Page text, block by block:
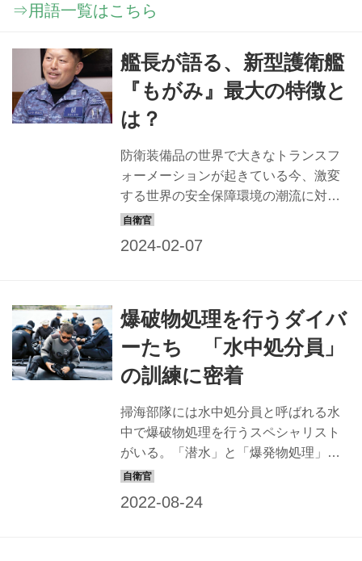
⇒用語一覧はこちら
艦長が語る、新型護衛艦
『もがみ』最大の特徴と
は？
防衛装備品の世界で大きなトランスフ
ォーメーションが起きている今、激変
する世界の安全保障環境の潮流に対応
した新世代護衛艦FFM『もがみ』がデ
Purpose）と機雷（Mine）のMを足した
多機能護衛艦という艦種である。海上
自衛隊のFFMは『もがみ』だけではな
い。すでに進水した同規格の『くま
のFFMが建造中だ。 新型護衛艦が誕生
するきっかけとは？ また、従来の護衛
艦に比べFFMの強みとは何か？『もが
み』のクルーに...
爆破物処理を行うダイバ
ーたち 「水中処分員」
の訓練に密着
掃海部隊には水中処分員と呼ばれる水
中で爆破物処理を行うスペシャリスト
がいる。「潜水」と「爆発物処理」の
掃討という危険を伴う2つの任務が課せ